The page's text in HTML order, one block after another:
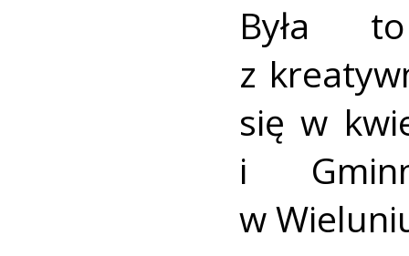
Była
z
się w
i
w